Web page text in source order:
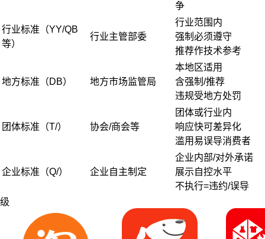
争
行业标准（YY/QB
等）
行业主管部委
行业范围内
强制必须遵守
推荐作技术参考
地方标准（DB） 地方市场监管局
本地区适用
含强制/推荐
违规受地方处罚
团体标准（T/） 协会/商会等
团体或行业内
响应快可差异化
滥用易误导消费者
企业标准（Q/） 企业自主制定
企业内部/对外承诺
展示自控水平
不执行=违约/误导
级